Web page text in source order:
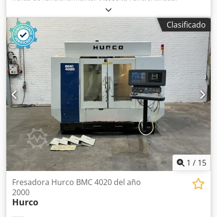
, recorrido eje X:
del eje Y:560 mm, recorrido del eje Z:510 mm, modelo de
controlador:Siemens 810D / ShopMill , velocidad del
cabezal (máx.):10,000 rpm, DETALLES TÉCNICOS Recorrido
del eje X: 1.035 mm Recorrido del eje Y: 560 mm Recorrido
del eje Z: 510 mm Velocidad máxima de husillo: 10.000
rpm Ancho de la mesa: 560 mm Longitud de la mesa: 1.200
mm Credpjzqfv Aofx Acgef Número de plazas del almacén
de herramientas: 20 DETALLES DE LA MÁQUINA Modelo de
control: Siemens 810D / ShopMill Refrigeración del armario
eléctrico: Rittal SK 33023.100 Horas de funcionamiento del
husillo: 11.000 h Horas de funcionamiento: 33.600 h
EQUIPAMIENTO Suministro interno de refrigerante (IKZ)
Transportador de virutas
Clasificado
1 / 15
Fresadora Hurco BMC 4020 del año
2000
Hurco